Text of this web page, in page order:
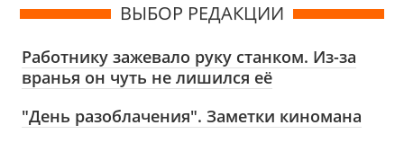
ВЫБОР РЕДАКЦИИ
Работнику зажевало руку станком. Из-за
вранья он чуть не лишился её
"День разоблачения". Заметки киномана